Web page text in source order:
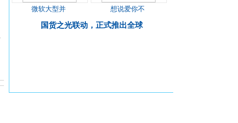
微软大型并 想说爱你不
国货之光联动，正式推出全球